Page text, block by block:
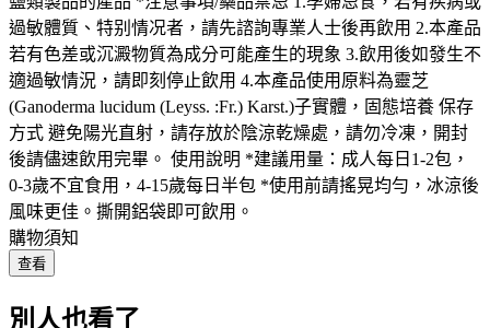
過敏體質、特别情况者，請先諮詢專業人士後再飲用 2.本產品
若有色差或沉澱物質為成分可能產生的現象 3.飲用後如發生不
適過敏情況，請即刻停止飲用 4.本產品使用原料為靈芝
(Ganoderma lucidum (Leyss. :Fr.) Karst.)子實體，固態培養 保存
方式 避免陽光直射，請存放於陰涼乾燥處，請勿冷凍，開封
後請儘速飲用完畢。 使用說明 *建議用量：成人每日1-2包，
0-3歲不宜食用，4-15歲每日半包 *使用前請搖晃均勻，冰涼後
風味更佳。撕開鋁袋即可飲用。
購物須知
查看
別人也看了